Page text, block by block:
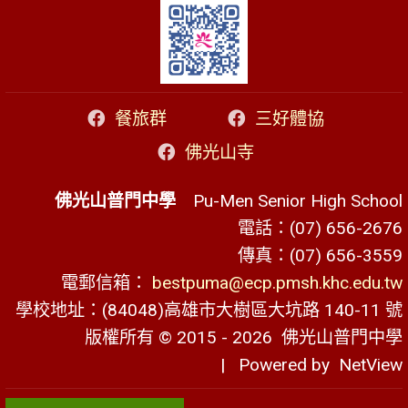
餐旅群
三好體協
佛光山寺
佛光山普門中學 Pu-Men Senior High School
電話：(07) 656-2676
傳真：(07) 656-3559
電郵信箱： bestpuma@ecp.pmsh.khc.edu.tw
學校地址：(84048)高雄市大樹區大坑路 140-11 號
版權所有 © 2015 - 2026 佛光山普門中學
| Powered by NetView